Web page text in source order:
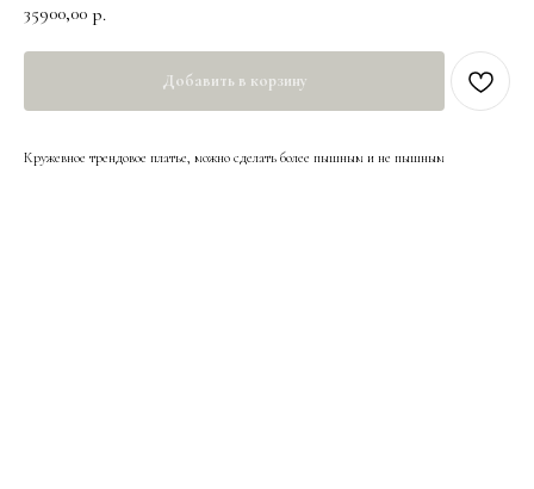
35900,00 р.
Добавить в корзину
Кружевное трендовое платье, можно сделать более пышным и не пышным